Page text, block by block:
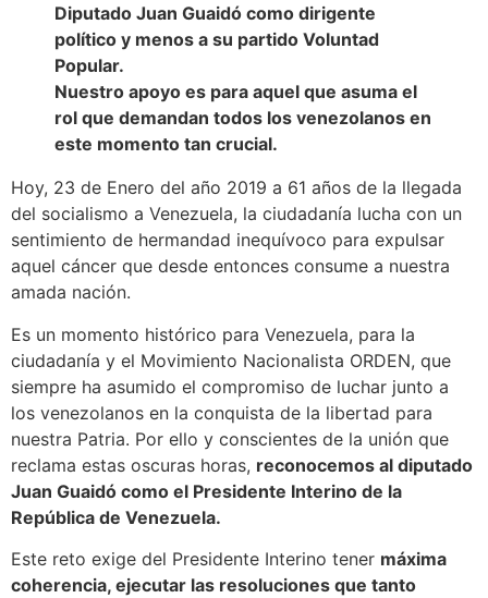
Diputado Juan Guaidó como dirigente
político y menos a su partido Voluntad
Popular.
Nuestro apoyo es para aquel que asuma el
rol que demandan todos los venezolanos en
este momento tan crucial.
Hoy, 23 de Enero del año 2019 a 61 años de la llegada
del socialismo a Venezuela, la ciudadanía lucha con un
sentimiento de hermandad inequívoco para expulsar
aquel cáncer que desde entonces consume a nuestra
amada nación.
Es un momento histórico para Venezuela, para la
ciudadanía y el Movimiento Nacionalista ORDEN, que
siempre ha asumido el compromiso de luchar junto a
los venezolanos en la conquista de la libertad para
nuestra Patria. Por ello y conscientes de la unión que
reclama estas oscuras horas, reconocemos al diputado
Juan Guaidó como el Presidente Interino de la
República de Venezuela.
Este reto exige del Presidente Interino tener máxima
coherencia, ejecutar las resoluciones que tanto